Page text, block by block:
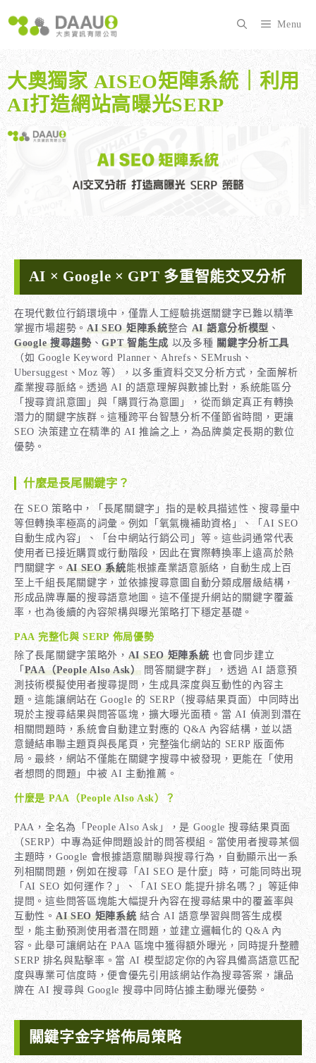
至
內
容
Menu
大奧獨家 AISEO矩陣系統｜利用
AI打造網站高曝光SERP
AI × Google × GPT 多重智能交叉分析
在現代數位行銷環境中，僅靠人工經驗挑選關鍵字已難以精準
掌握市場趨勢。AI SEO 矩陣系統整合 AI 語意分析模型 、
Google 搜尋趨勢、GPT 智能生成 以及多種關鍵字分析工具
（如 Google Keyword Planner、Ahrefs、SEMrush、
Ubersuggest、Moz 等），以多重資料交叉分析方式，全面解析
產業搜尋脈絡。透過 AI 的語意理解與數據比對，系統能區分
「搜尋資訊意圖」與「購買行為意圖」，從而鎖定真正有轉換
潛力的關鍵字族群。這種跨平台智慧分析不僅節省時間，更讓
SEO 決策建立在精準的 AI 推論之上，為品牌奠定長期的數位
優勢。
什麼是長尾關鍵字？
在 SEO 策略中，「長尾關鍵字」指的是較具描述性、搜尋量中
等但轉換率極高的詞彙。例如「氧氣機補助資格」、「AI SEO
自動生成內容」、「台中網站行銷公司」等。這些詞通常代表
使用者已接近購買或行動階段，因此在實際轉換率上遠高於熱
門關鍵字。 AI SEO 系統能根據產業語意脈絡，自動生成上百
至上千組長尾關鍵字，並依據搜尋意圖自動分類成層級結構，
形成品牌專屬的搜尋語意地圖。這不僅提升網站的關鍵字覆蓋
率，也為後續的內容架構與曝光策略打下穩定基礎。
PAA 完整化與 SERP 佈局優勢
除了長尾關鍵字策略外， AI SEO 矩陣系統 也會同步建立
「 PAA（People Also Ask）問答關鍵字群」，透過 AI 語意預
測技術模擬使用者搜尋提問，生成具深度與互動性的內容主
題。這能讓網站在 Google 的 SERP（搜尋結果頁面）中同時出
現於主搜尋結果與問答區塊，擴大曝光面積。當 AI 偵測到潛在
相關問題時，系統會自動建立對應的 Q&A 內容結構，並以語
意鏈結串聯主題頁與長尾頁，完整強化網站的 SERP 版面佈
局。最終，網站不僅能在關鍵字搜尋中被發現，更能在「使用
者想問的問題」中被 AI 主動推薦。
什麼是 PAA（People Also Ask）？
PAA，全名為「People Also Ask」，是 Google 搜尋結果頁面
（SERP）中專為延伸問題設計的問答模組。當使用者搜尋某個
主題時，Google 會根據語意關聯與搜尋行為，自動顯示出一系
列相關問題，例如在搜尋「AI SEO 是什麼」時，可能同時出現
「AI SEO 如何運作？」、「AI SEO 能提升排名嗎？」等延伸
提問。這些問答區塊能大幅提升內容在搜尋結果中的覆蓋率與
互動性。 AI SEO 矩陣系統結合 AI 語意學習與問答生成模
型，能主動預測使用者潛在問題，並建立邏輯化的 Q&A 內
容。此舉可讓網站在 PAA 區塊中獲得額外曝光，同時提升整體
SERP 排名與點擊率。當 AI 模型認定你的內容具備高語意匹配
度與專業可信度時，便會優先引用該網站作為搜尋答案，讓品
牌在 AI 搜尋與 Google 搜尋中同時佔據主動曝光優勢。
關鍵字金字塔佈局策略